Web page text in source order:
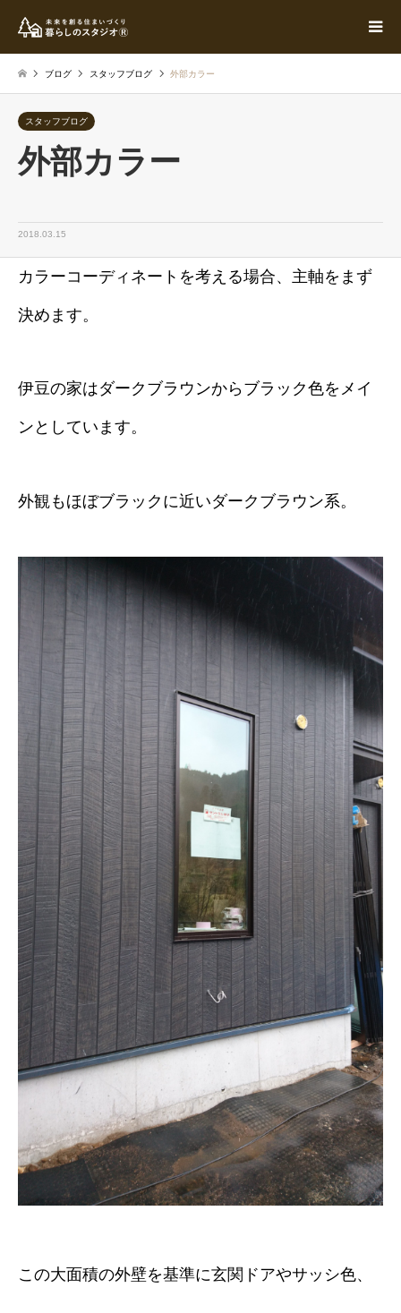
ブログ スタッフブログ 外部カラー
スタッフブログ
外部カラー
2018.03.15
カラーコーディネートを考える場合、主軸をまず
決めます。
伊豆の家はダークブラウンからブラック色をメイ
ンとしています。
外観もほぼブラックに近いダークブラウン系。
この大面積の外壁を基準に玄関ドアやサッシ色、